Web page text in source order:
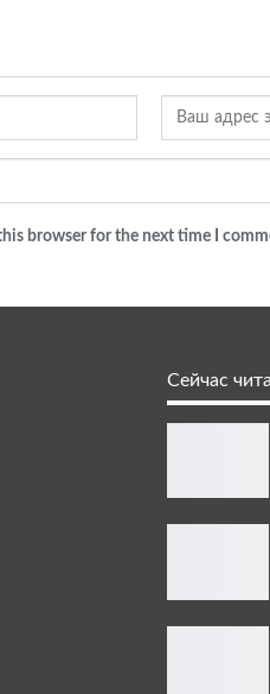
browser for the next time I
Сейчас